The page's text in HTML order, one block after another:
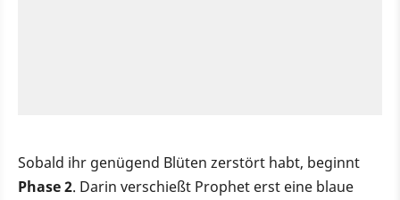
Sobald ihr genügend Blüten zerstört habt, beginnt
Phase 2. Darin verschießt Prophet erst eine blaue